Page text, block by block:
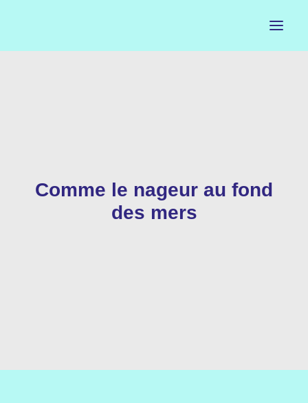
CALENDRIER
Comme le nageur au fond
des mers